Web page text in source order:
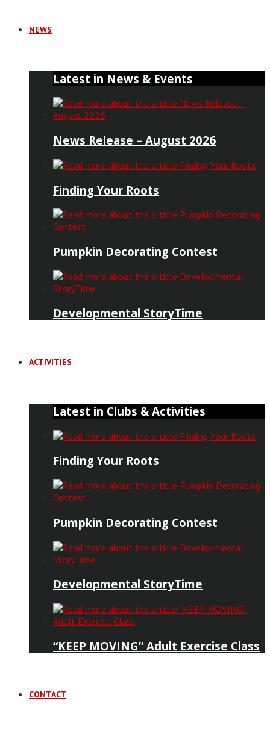
NEWS
Latest in News & Events
News Release – August 2026
Finding Your Roots
Pumpkin Decorating Contest
Developmental StoryTime
ACTIVITIES
Latest in Clubs & Activities
Finding Your Roots
Pumpkin Decorating Contest
Developmental StoryTime
“KEEP MOVING” Adult Exercise Class
CONTACT